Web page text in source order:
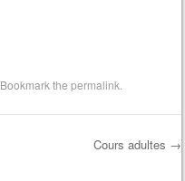
. Bookmark thepermalink
Cours adultes →